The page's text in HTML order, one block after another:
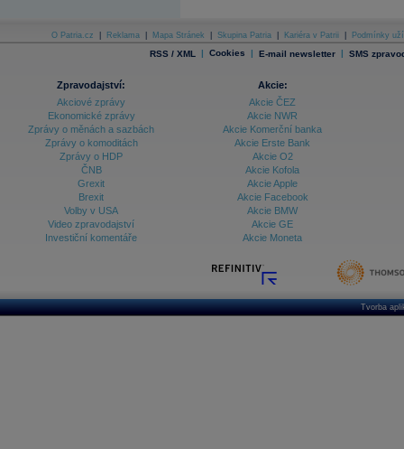
O Patria.cz Reklama Mapa Stránek Skupina Patria Kariéra v Patrii Podmínky
RSS / XML | Cookies | E-mail newsletter | SMS
Zpravodajství:
Akciové zprávy
Ekonomické zprávy
Zprávy o měnách a sazbách
Zprávy o komoditách
Zprávy o HDP
ČNB
Grexit
Brexit
Volby v USA
Video zpravodajství
Investiční komentáře
Akcie:
Akcie ČEZ
Akcie NWR
Akcie Komerční banka
Akcie Erste Bank
Akcie O2
Akcie Kofola
Akcie Apple
Akcie Facebook
Akcie BMW
Akcie GE
Akcie Moneta
Tvorba